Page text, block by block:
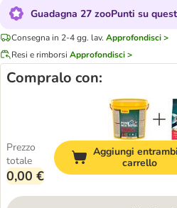
Guadagna 27 zooPunti su
Consegna in 2-4 gg. lav. Approfondisci >
Resi e rimborsi Approfondisci >
Compralo con:
Prezzo
totale
0,00 €
Aggiungi
carrello